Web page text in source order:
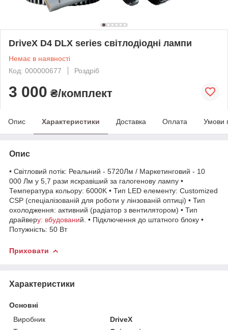
DriveX D4 DLX series світлодіодні лампи
Немає в наявності
Код: 000000677
Роздріб
3 000 ₴/комплект
Опис Характеристики Доставка Оплата Умови
Опис
• Світловий потік: Реальний - 5720Лм / Маркетинговий - 10
000 Лм у 5,7 рази яскравіший за галогенову лампу •
Температура кольору: 6000K • Тип LED елементу: Customized
CSP (спеціалізованій для роботи у лінзованій оптиці) • Тип
охолодження: активний (радіатор з вентилятором) • Тип
драйверу: вбудований. • Підключення до штатного блоку •
Потужність: 50 Вт
Приховати
Характеристики
Основні
Виробник
DriveX